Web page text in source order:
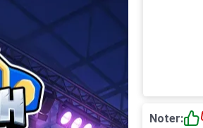
Noter: